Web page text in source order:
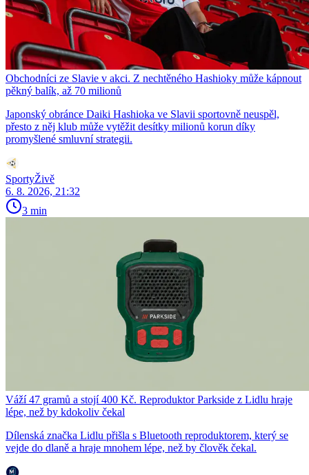
Obchodníci ze Slavie v akci. Z nechtěného Hashioky může kápnout
pěkný balík, až 70 milionů
Japonský obránce Daiki Hashioka ve Slavii sportovně neuspěl,
přesto z něj klub může vytěžit desítky milionů korun díky
promyšlené smluvní strategii.
SportyŽivě
6. 8. 2026, 21:32
3 min
Váží 47 gramů a stojí 400 Kč. Reproduktor Parkside z Lidlu hraje
lépe, než by kdokoliv čekal
Dílenská značka Lidlu přišla s Bluetooth reproduktorem, který se
vejde do dlaně a hraje mnohem lépe, než by člověk čekal.